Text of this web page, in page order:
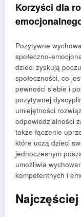
Korzyści dla
Pozytywne
społeczno-
dzieci zyskują
społeczności, co
pewności siebie i
pozytywnej
umiejętności
odpowiedzialności
także łączenie
które uczą dzieci
jednoczesnym
umożliwia
kompetentnych i